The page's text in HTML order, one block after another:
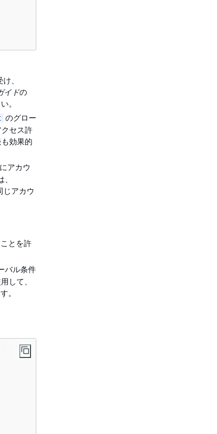
、
イドの
。
のグロー
セス許
効果的
アカウ
じアカウ
とを許
バル条件
して、
。